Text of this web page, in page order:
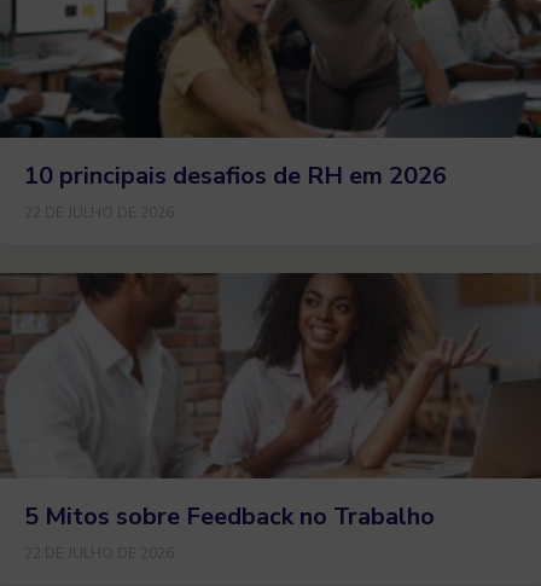
10 principais desafios de RH em 2026
22 DE JULHO DE 2026
5 Mitos sobre Feedback no Trabalho
22 DE JULHO DE 2026